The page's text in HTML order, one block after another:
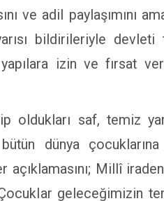
ve adil paylaşımını
bildirileriyle
izin ve fırsat
oldukları saf, temiz
dünya
açıklamasını; Millî
geleceğimizin